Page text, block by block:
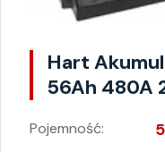
Hart
56Ah 480A
Pojemność: